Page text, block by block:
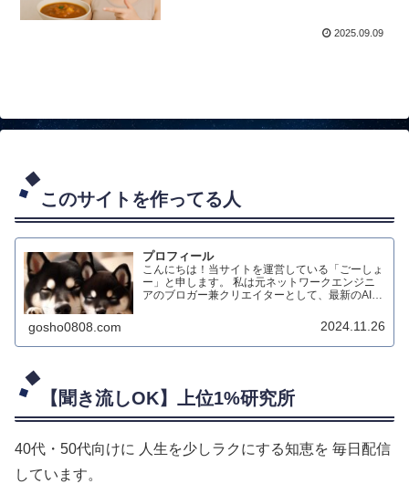
2025.09.09
このサイトを作ってる人
プロフィール
こんにちは！当サイトを運営している「ごーしょ
ー」と申します。 私は元ネットワークエンジニ
アのブロガー兼クリエイターとして、最新のAIテ
信や、生成AIによる動画制作、オリジナルハンド
メイド作品の制作などを行っています。
gosho0808.com 2024.11.26
【聞き流しOK】上位1%研究所
40代・50代向けに 人生を少しラクにする知恵を 毎日配信
しています。